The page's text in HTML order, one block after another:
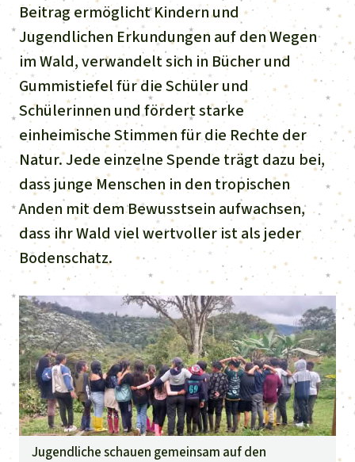
Beitrag ermöglicht Kindern und
Jugendlichen Erkundungen auf den Wegen
im Wald, verwandelt sich in Bücher und
Gummistiefel für die Schüler und
Schülerinnen und fördert starke
einheimische Stimmen für die Rechte der
Natur. Jede einzelne Spende trägt dazu bei,
dass junge Menschen in den tropischen
Anden mit dem Bewusstsein aufwachsen,
dass ihr Wald viel wertvoller ist als jeder
Bodenschatz.
Jugendliche schauen gemeinsam auf den